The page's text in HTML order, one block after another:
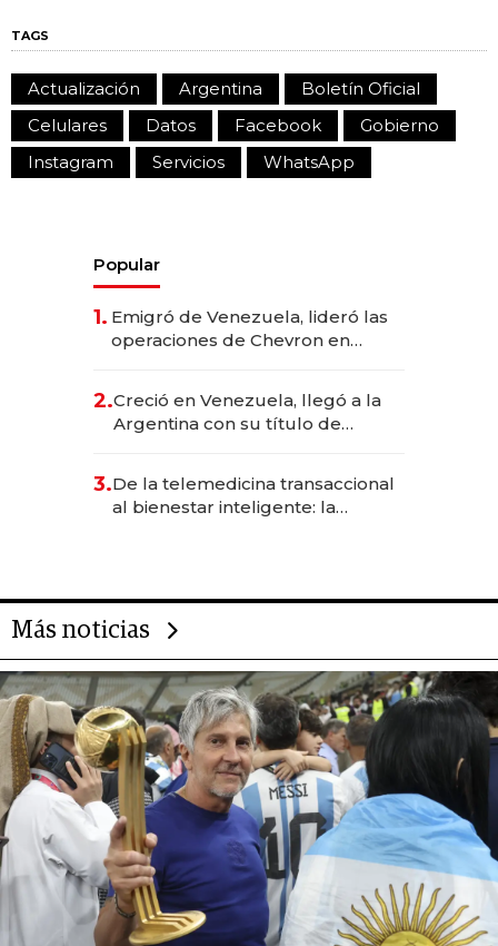
TAGS
Actualización Argentina
Boletín Oficial
Celulares
Datos Facebook
Gobierno
Instagram
Servicios WhatsApp
Popular
1. Emigró de Venezuela, lideró las
operaciones de Chevron en
2.Creció en Venezuela, llegó a la
Argentina con su título de
las marcas "fast premium"
3.De la telemedicina transaccional
al bienestar inteligente: la
Más noticias